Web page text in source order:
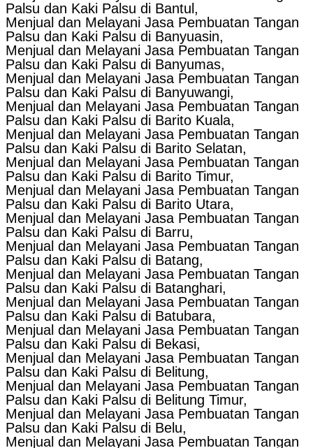
Palsu dan Kaki Palsu di Bantul,
Menjual dan Melayani Jasa Pembuatan Tangan
Palsu dan Kaki Palsu di Banyuasin,
Menjual dan Melayani Jasa Pembuatan Tangan
Palsu dan Kaki Palsu di Banyumas,
Menjual dan Melayani Jasa Pembuatan Tangan
Palsu dan Kaki Palsu di Banyuwangi,
Menjual dan Melayani Jasa Pembuatan Tangan
Palsu dan Kaki Palsu di Barito Kuala,
Menjual dan Melayani Jasa Pembuatan Tangan
Palsu dan Kaki Palsu di Barito Selatan,
Menjual dan Melayani Jasa Pembuatan Tangan
Palsu dan Kaki Palsu di Barito Timur,
Menjual dan Melayani Jasa Pembuatan Tangan
Palsu dan Kaki Palsu di Barito Utara,
Menjual dan Melayani Jasa Pembuatan Tangan
Palsu dan Kaki Palsu di Barru,
Menjual dan Melayani Jasa Pembuatan Tangan
Palsu dan Kaki Palsu di Batang,
Menjual dan Melayani Jasa Pembuatan Tangan
Palsu dan Kaki Palsu di Batanghari,
Menjual dan Melayani Jasa Pembuatan Tangan
Palsu dan Kaki Palsu di Batubara,
Menjual dan Melayani Jasa Pembuatan Tangan
Palsu dan Kaki Palsu di Bekasi,
Menjual dan Melayani Jasa Pembuatan Tangan
Palsu dan Kaki Palsu di Belitung,
Menjual dan Melayani Jasa Pembuatan Tangan
Palsu dan Kaki Palsu di Belitung Timur,
Menjual dan Melayani Jasa Pembuatan Tangan
Palsu dan Kaki Palsu di Belu,
Menjual dan Melayani Jasa Pembuatan Tangan